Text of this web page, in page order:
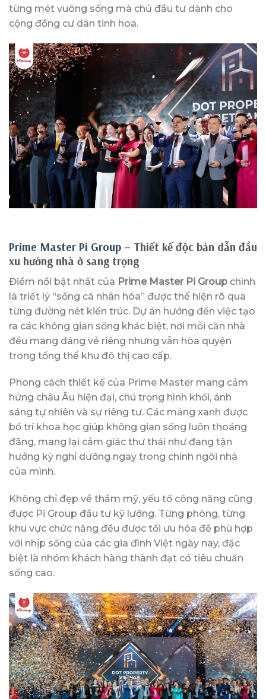
từng mét vuông sống mà chủ đầu tư dành cho
cộng đồng cư dân tinh hoa.
Prime Master Pi Group – Thiết kế độc bản dẫn đầu
xu hướng nhà ở sang trọng
Điểm nổi bật nhất của Prime Master Pi Group chính
là triết lý “sống cá nhân hóa” được thể hiện rõ qua
từng đường nét kiến trúc. Dự án hướng đến việc tạo
ra các không gian sống khác biệt, nơi mỗi căn nhà
đều mang dáng vẻ riêng nhưng vẫn hòa quyện
trong tổng thể khu đô thị cao cấp.
Phong cách thiết kế của Prime Master mang cảm
hứng châu Âu hiện đại, chú trọng hình khối, ánh
sáng tự nhiên và sự riêng tư. Các mảng xanh được
bố trí khoa học giúp không gian sống luôn thoáng
đãng, mang lại cảm giác thư thái như đang tận
hưởng kỳ nghỉ dưỡng ngay trong chính ngôi nhà
của mình.
Không chỉ đẹp về thẩm mỹ, yếu tố công năng cũng
được Pi Group đầu tư kỹ lưỡng. Từng phòng, từng
khu vực chức năng đều được tối ưu hóa để phù hợp
với nhịp sống của các gia đình Việt ngày nay, đặc
biệt là nhóm khách hàng thành đạt có tiêu chuẩn
sống cao.